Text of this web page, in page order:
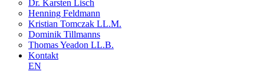
Dr. Karsten Lisch
Henning Feldmann
Kristian Tomczak LL.M.
Dominik Tillmanns
Thomas Yeadon LL.B.
Kontakt
EN